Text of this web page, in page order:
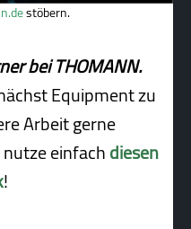
stöbern.
bei THOMANN.
Equipment zu
Arbeit gerne
einfachdiesen
!